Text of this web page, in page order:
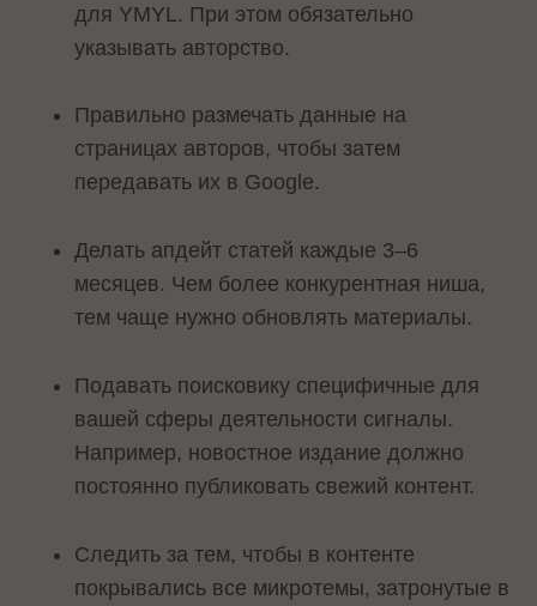
для YMYL. При этом обязательно
указывать авторство.
Правильно размечать данные на
страницах авторов, чтобы затем
передавать их в Google.
Делать апдейт статей каждые 3–6
месяцев. Чем более конкурентная ниша,
тем чаще нужно обновлять материалы.
Подавать поисковику специфичные для
вашей сферы деятельности сигналы.
Например, новостное издание должно
постоянно публиковать свежий контент.
Следить за тем, чтобы в контенте
покрывались все микротемы, затронутые в